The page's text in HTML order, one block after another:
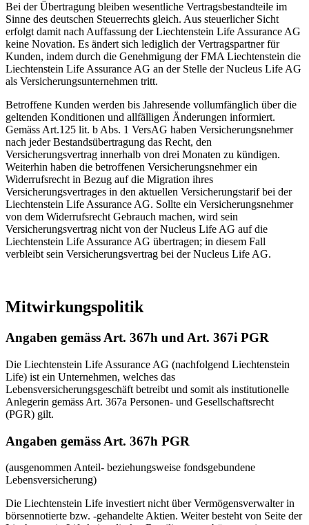
Bei der Übertragung bleiben wesentliche Vertragsbestandteile im
Sinne des deutschen Steuerrechts gleich. Aus steuerlicher Sicht
erfolgt damit nach Auffassung der Liechtenstein Life Assurance AG
keine Novation. Es ändert sich lediglich der Vertragspartner für
Kunden, indem durch die Genehmigung der FMA Liechtenstein die
Liechtenstein Life Assurance AG an der Stelle der Nucleus Life AG
als Versicherungsunternehmen tritt.
Betroffene Kunden werden bis Jahresende vollumfänglich über die
geltenden Konditionen und allfälligen Änderungen informiert.
Gemäss Art.125 lit. b Abs. 1 VersAG haben Versicherungsnehmer
nach jeder Bestandsübertragung das Recht, den
Versicherungsvertrag innerhalb von drei Monaten zu kündigen.
Weiterhin haben die betroffenen Versicherungsnehmer ein
Widerrufsrecht in Bezug auf die Migration ihres
Versicherungsvertrages in den aktuellen Versicherungstarif bei der
Liechtenstein Life Assurance AG. Sollte ein Versicherungsnehmer
von dem Widerrufsrecht Gebrauch machen, wird sein
Versicherungsvertrag nicht von der Nucleus Life AG auf die
Liechtenstein Life Assurance AG übertragen; in diesem Fall
verbleibt sein Versicherungsvertrag bei der Nucleus Life AG.
Mitwirkungspolitik
Angaben gemäss Art. 367h und Art. 367i PGR
Die Liechtenstein Life Assurance AG (nachfolgend Liechtenstein
Life) ist ein Unternehmen, welches das
Lebensversicherungsgeschäft betreibt und somit als institutionelle
Anlegerin gemäss Art. 367a Personen- und Gesellschaftsrecht
(PGR) gilt.
Angaben gemäss Art. 367h PGR
(ausgenommen Anteil- beziehungsweise fondsgebundene
Lebensversicherung)
Die Liechtenstein Life investiert nicht über Vermögensverwalter in
börsennotierte bzw. -gehandelte Aktien. Weiter besteht von Seite der